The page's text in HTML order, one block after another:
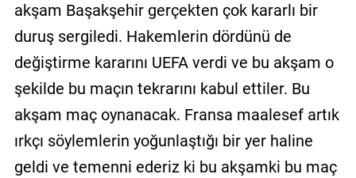
akşam Başakşehir gerçekten çok kararlı bir
duruş sergiledi. Hakemlerin dördünü de
değiştirme kararını UEFA verdi ve bu akşam o
şekilde bu maçın tekrarını kabul ettiler. Bu
akşam maç oynanacak. Fransa maalesef artık
ırkçı söylemlerin yoğunlaştığı bir yer haline
geldi ve temenni ederiz ki bu akşamki bu maç